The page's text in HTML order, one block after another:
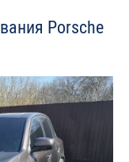
Porsche